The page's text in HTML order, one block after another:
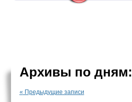
Архивы по дням:
« Предыдущие записи